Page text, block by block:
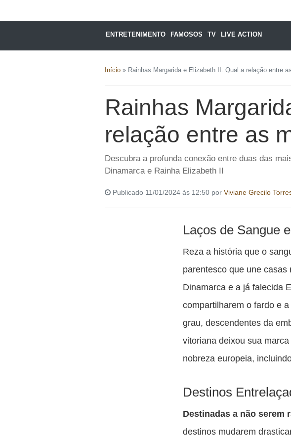
ENTRETENIMENTO FAMOSOS TV LIVE ACTION
Início » Rainhas Margarida e Elizabeth II: Qual a relação entre
Rainhas
relação entre as
Descubra a profunda conexão entre duas das
Dinamarca e Rainha Elizabeth II
Publicado 11/01/2024 às 12:50 por Viviane Grecilo
Laços de Sangue
Reza a história que o
parentesco que une
Dinamarca e a já falecida
compartilharem o fardo e
grau, descendentes da
vitoriana deixou sua
nobreza europeia,
Destinos
Destinadas a não serem
destinos mudarem